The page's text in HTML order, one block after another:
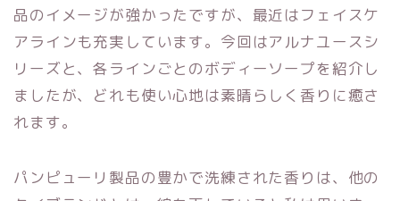
品のイメージが強かったですが、最近はフェイスケ
アラインも充実しています。今回はアルナユースシ
リーズと、各ラインごとのボディーソープを紹介し
ましたが、どれも使い心地は素晴らしく香りに癒さ
れます。
パンピューリ製品の豊かで洗練された香りは、他の